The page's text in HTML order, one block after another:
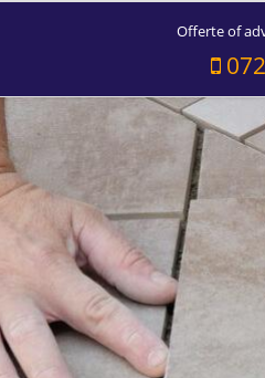
Offerte of